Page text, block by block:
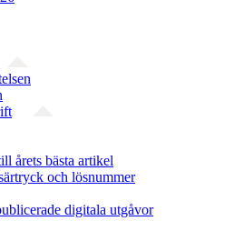
årets bästa artikel
och lösnummer
digitala utgåvor